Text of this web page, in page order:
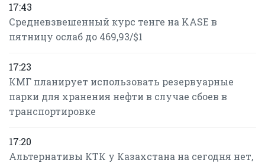
17:43
Средневзвешенный курс тенге на KASE в
пятницу ослаб до 469,93/$1
17:23
КМГ планирует использовать резервуарные
парки для хранения нефти в случае сбоев в
транспортировке
17:20
Альтернативы КТК у Казахстана на сегодня нет,